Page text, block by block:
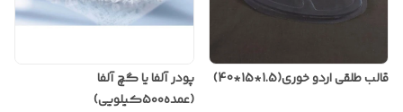
قالب طلقی اردو خوری(1.5*15*40)
پودر آلفا یا گچ آلفا
(عمده۵۰۰کیلویی)